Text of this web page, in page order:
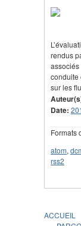
rendus
associés
conduite
sur les
Date:
Formats
atom,
rss2
ACCUEIL